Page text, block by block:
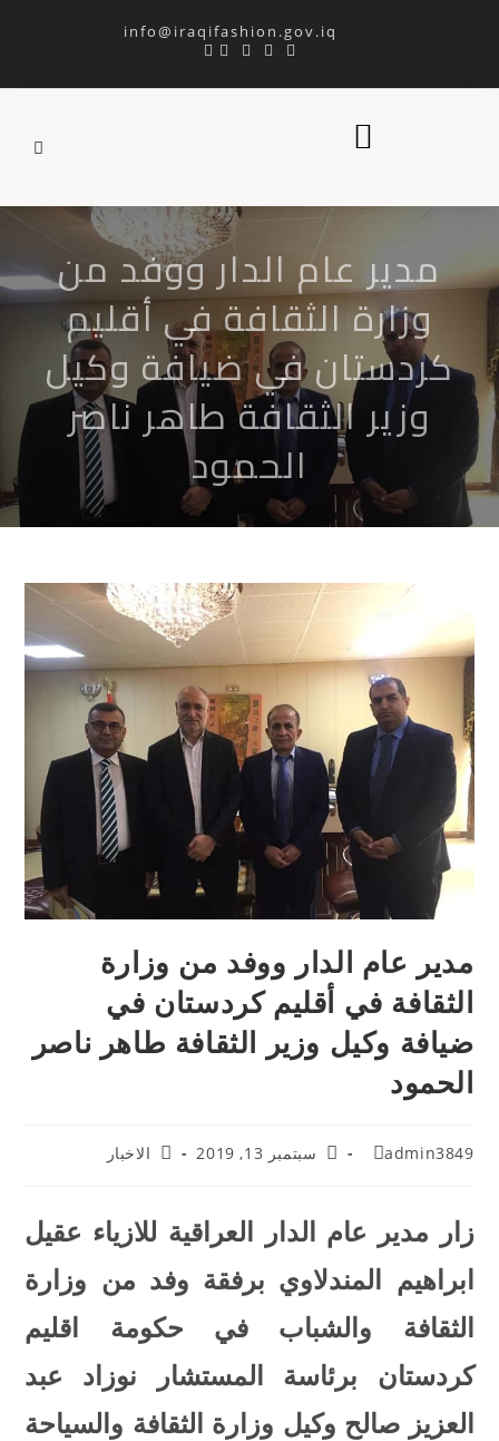
مدير عام الدار ووفد من
وزارة الثقافة في أقليم
كردستان في ضيافة وكيل
وزير الثقافة طاهر ناصر
الحمود
مدير عام الدار ووفد من وزارة
الثقافة في أقليم كردستان في
ضيافة وكيل وزير الثقافة طاهر ناصر
الحمود
admin3849 سبتمبر 13, 2019 الاخبار
زار مدير عام الدار العراقية للازياء عقيل
ابراهيم المندلاوي برفقة وفد من وزارة
الثقافة والشباب في حكومة اقليم
كردستان برئاسة المستشار نوزاد عبد
العزيز صالح وكيل وزارة الثقافة والسياحة